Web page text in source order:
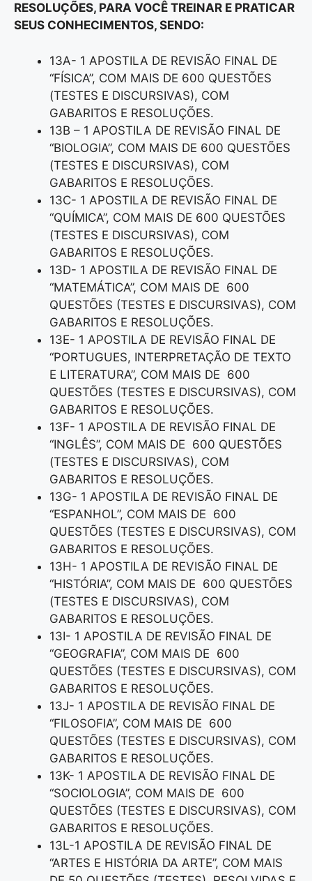
RESOLUÇÕES, PARA VOCÊ TREINAR E PRATICAR
SEUS CONHECIMENTOS, SENDO:
13A- 1 APOSTILA DE REVISÃO FINAL DE
“FÍSICA”, COM MAIS DE 600 QUESTÕES
(TESTES E DISCURSIVAS), COM
GABARITOS E RESOLUÇÕES.
13B – 1 APOSTILA DE REVISÃO FINAL DE
“BIOLOGIA”, COM MAIS DE 600 QUESTÕES
(TESTES E DISCURSIVAS), COM
GABARITOS E RESOLUÇÕES.
13C- 1 APOSTILA DE REVISÃO FINAL DE
“QUÍMICA”, COM MAIS DE 600 QUESTÕES
(TESTES E DISCURSIVAS), COM
GABARITOS E RESOLUÇÕES.
13D- 1 APOSTILA DE REVISÃO FINAL DE
“MATEMÁTICA”, COM MAIS DE 600
QUESTÕES (TESTES E DISCURSIVAS), COM
GABARITOS E RESOLUÇÕES.
13E- 1 APOSTILA DE REVISÃO FINAL DE
“PORTUGUES, INTERPRETAÇÃO DE TEXTO
E LITERATURA”, COM MAIS DE 600
QUESTÕES (TESTES E DISCURSIVAS), COM
GABARITOS E RESOLUÇÕES.
13F- 1 APOSTILA DE REVISÃO FINAL DE
“INGLÊS”, COM MAIS DE 600 QUESTÕES
(TESTES E DISCURSIVAS), COM
GABARITOS E RESOLUÇÕES.
13G- 1 APOSTILA DE REVISÃO FINAL DE
“ESPANHOL”, COM MAIS DE 600
QUESTÕES (TESTES E DISCURSIVAS), COM
GABARITOS E RESOLUÇÕES.
13H- 1 APOSTILA DE REVISÃO FINAL DE
“HISTÓRIA”, COM MAIS DE 600 QUESTÕES
(TESTES E DISCURSIVAS), COM
GABARITOS E RESOLUÇÕES.
13I- 1 APOSTILA DE REVISÃO FINAL DE
“GEOGRAFIA”, COM MAIS DE 600
QUESTÕES (TESTES E DISCURSIVAS), COM
GABARITOS E RESOLUÇÕES.
13J- 1 APOSTILA DE REVISÃO FINAL DE
“FILOSOFIA”, COM MAIS DE 600
QUESTÕES (TESTES E DISCURSIVAS), COM
GABARITOS E RESOLUÇÕES.
13K- 1 APOSTILA DE REVISÃO FINAL DE
“SOCIOLOGIA”, COM MAIS DE 600
QUESTÕES (TESTES E DISCURSIVAS), COM
GABARITOS E RESOLUÇÕES.
13L-1 APOSTILA DE REVISÃO FINAL DE
“ARTES E HISTÓRIA DA ARTE”, COM MAIS